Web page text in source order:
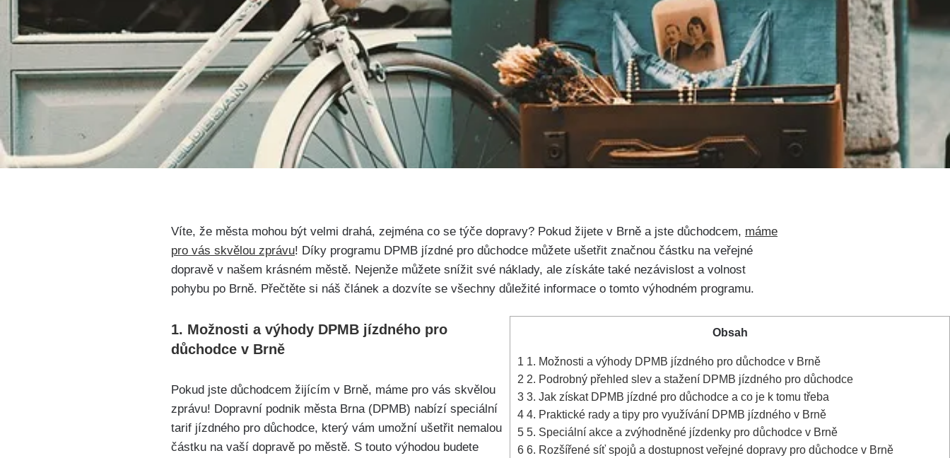
Víte,⁣ že města mohou být velmi drahá, zejména co se⁤ týče dopravy?​ Pokud žijete v Brně ⁣a ‌jste ‍důchodcem, máme
‍pro vás skvělou⁤ zprávu! Díky⁢ programu ⁣DPMB​ jízdné pro důchodce můžete ušetřit‍ značnou​ částku na veřejné‍
dopravě v našem ⁢krásném​ městě.‍ Nejenže můžete snížit⁤ své náklady, ale ⁣získáte také⁣ nezávislost ⁣a ​volnost
pohybu po‌ Brně. Přečtěte si náš článek a dozvíte se všechny ⁣důležité​ informace o tomto výhodném programu.
Obsah
1 1. Možnosti a výhody DPMB jízdného pro ⁤důchodce v Brně
2 2. Podrobný přehled slev a stažení DPMB jízdného⁤ pro důchodce
3 3. Jak⁢ získat DPMB jízdné pro‌ důchodce a co‌ je k tomu třeba
4 4. Praktické rady⁤ a tipy⁤ pro využívání DPMB jízdného v Brně
5 5. Speciální ‌akce a zvýhodněné jízdenky⁤ pro důchodce v‌ Brně
6 6. Rozšířené ‍síť spojů⁣ a ‍dostupnost veřejné dopravy pro důchodce v Brně
1. Možnosti a výhody DPMB jízdného pro
⁤důchodce v Brně
Pokud jste důchodcem‌ žijícím v ‍Brně, máme ⁤pro ⁢vás skvělou
zprávu! ​Dopravní​ podnik‌ města Brna (DPMB) nabízí speciální​
tarif ​jízdného pro důchodce, ​který vám umožní ‍ušetřit nemalou
částku na vaší⁢ dopravě po ​městě. S touto výhodou budete ​